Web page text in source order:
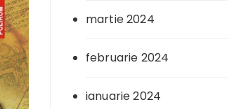
martie 2024
februarie 2024
ianuarie 2024